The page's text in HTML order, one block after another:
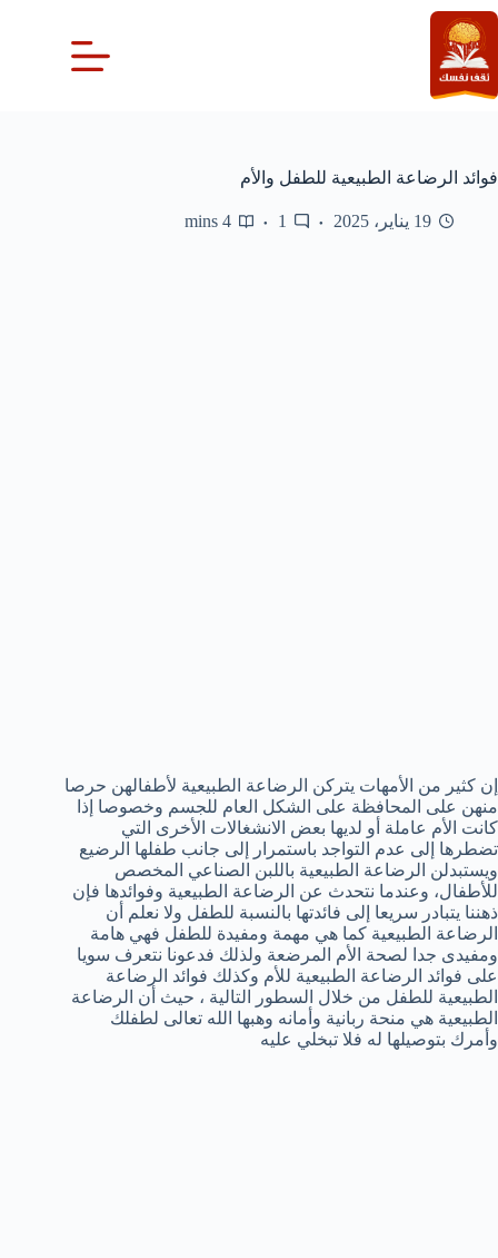
التجاوز
إلى
المحتوى
فوائد الرضاعة الطبيعية للطفل والأم
19 يناير، 2025 1
4 mins
إن كثير من الأمهات يتركن الرضاعة الطبيعية لأطفالهن حرصا
منهن على المحافظة على الشكل العام للجسم وخصوصا إذا
كانت الأم عاملة أو لديها بعض الانشغالات الأخرى التي
تضطرها إلى عدم التواجد باستمرار إلى جانب طفلها الرضيع
ويستبدلن الرضاعة الطبيعية باللبن الصناعي المخصص
للأطفال، وعندما نتحدث عن الرضاعة الطبيعية وفوائدها فإن
ذهننا يتبادر سريعا إلى فائدتها بالنسبة للطفل ولا نعلم أن
الرضاعة الطبيعية كما هي مهمة ومفيدة للطفل فهي هامة
ومفيدى جدا لصحة الأم المرضعة ولذلك فدعونا نتعرف سويا
على فوائد الرضاعة الطبيعية للأم وكذلك فوائد الرضاعة
الطبيعية للطفل من خلال السطور التالية ، حيث أن الرضاعة
الطبيعية هي منحة ربانية وأمانه وهبها الله تعالى لطفلك
وأمرك بتوصيلها له فلا تبخلي عليه